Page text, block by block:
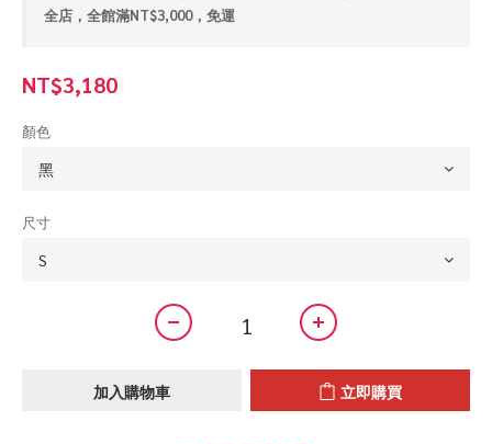
全店，全館滿NT$3,000，免運
NT$3,180
顏色
尺寸
加入購物車 立即購買